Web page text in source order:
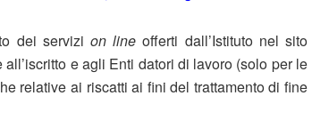
dei servizi on line offerti dall’Istituto nel sito
e agli Enti datori di lavoro (solo per le
relative ai riscatti ai fini del trattamento di fine